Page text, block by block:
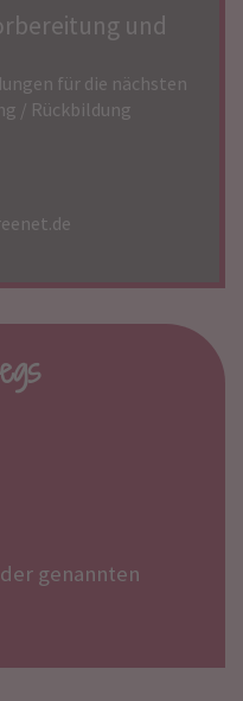
und
für die nächsten
/ Rückbildung
genannten